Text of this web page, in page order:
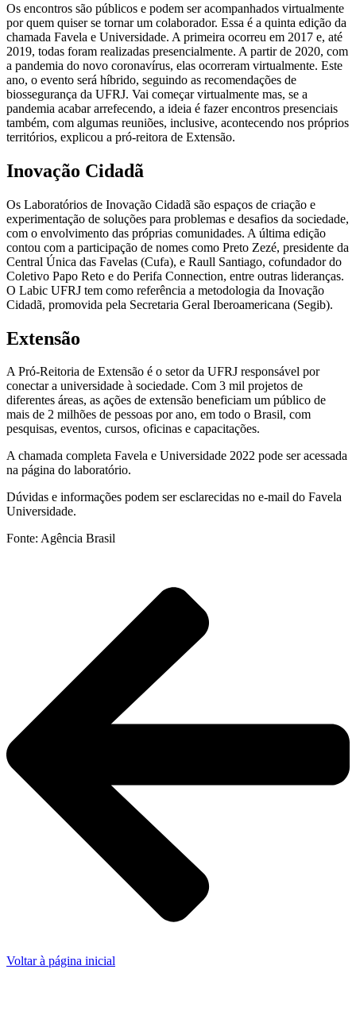
Os encontros são públicos e podem ser acompanhados virtualmente
por quem quiser se tornar um colaborador. Essa é a quinta edição da
chamada Favela e Universidade. A primeira ocorreu em 2017 e, até
2019, todas foram realizadas presencialmente. A partir de 2020, com
a pandemia do novo coronavírus, elas ocorreram virtualmente. Este
ano, o evento será híbrido, seguindo as recomendações de
biossegurança da UFRJ. Vai começar virtualmente mas, se a
pandemia acabar arrefecendo, a ideia é fazer encontros presenciais
também, com algumas reuniões, inclusive, acontecendo nos próprios
territórios, explicou a pró-reitora de Extensão.
Inovação Cidadã
Os Laboratórios de Inovação Cidadã são espaços de criação e
experimentação de soluções para problemas e desafios da sociedade,
com o envolvimento das próprias comunidades. A última edição
contou com a participação de nomes como Preto Zezé, presidente da
Central Única das Favelas (Cufa), e Raull Santiago, cofundador do
Coletivo Papo Reto e do Perifa Connection, entre outras lideranças.
O Labic UFRJ tem como referência a metodologia da Inovação
Cidadã, promovida pela Secretaria Geral Iberoamericana (Segib).
Extensão
A Pró-Reitoria de Extensão é o setor da UFRJ responsável por
conectar a universidade à sociedade. Com 3 mil projetos de
diferentes áreas, as ações de extensão beneficiam um público de
mais de 2 milhões de pessoas por ano, em todo o Brasil, com
pesquisas, eventos, cursos, oficinas e capacitações.
A chamada completa Favela e Universidade 2022 pode ser acessada
na página do laboratório.
Dúvidas e informações podem ser esclarecidas no e-mail do Favela
Universidade.
Fonte: Agência Brasil
Voltar à página inicial